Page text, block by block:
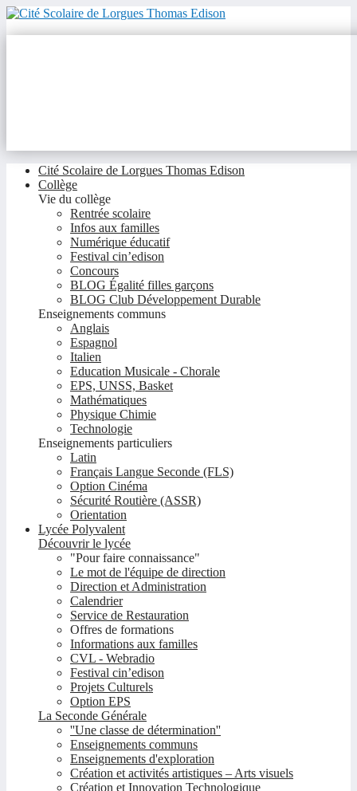
Cité Scolaire de Lorgues Thomas Edison
Collège
Vie du collège
Rentrée scolaire
Infos aux familles
Numérique éducatif
Festival cin’edison
Concours
BLOG Égalité filles garçons
BLOG Club Développement Durable
Enseignements communs
Anglais
Espagnol
Italien
Education Musicale - Chorale
EPS, UNSS, Basket
Mathématiques
Physique Chimie
Technologie
Enseignements particuliers
Latin
Français Langue Seconde (FLS)
Option Cinéma
Sécurité Routière (ASSR)
Orientation
Lycée Polyvalent
Découvrir le lycée
"Pour faire connaissance"
Le mot de l'équipe de direction
Direction et Administration
Calendrier
Service de Restauration
Offres de formations
Informations aux familles
CVL - Webradio
Festival cin’edison
Projets Culturels
Option EPS
La Seconde Générale
''Une classe de détermination''
Enseignements communs
Enseignements d'exploration
Création et activités artistiques – Arts visuels
Création et Innovation Technologique